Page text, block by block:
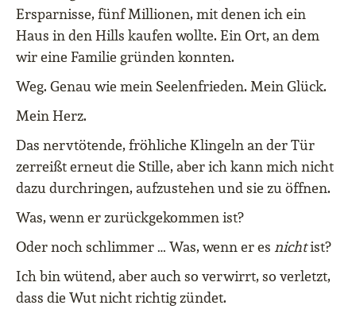
Ersparnisse, fünf Millionen, mit denen ich ein
Haus in den Hills kaufen wollte. Ein Ort, an dem
wir eine Familie gründen konnten.
Weg. Genau wie mein Seelenfrieden. Mein Glück.
Mein Herz.
Das nervtötende, fröhliche Klingeln an der Tür
zerreißt erneut die Stille, aber ich kann mich nicht
dazu durchringen, aufzustehen und sie zu öffnen.
Was, wenn er zurückgekommen ist?
Oder noch schlimmer … Was, wenn er es nichtist?
Ich bin wütend, aber auch so verwirrt, so verletzt,
dass die Wut nicht richtig zündet.